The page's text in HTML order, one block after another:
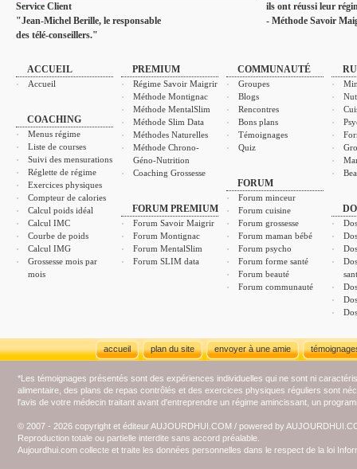
Service Client
"Jean-Michel Berille, le responsable
des télé-conseillers."
ils ont réussi leur
- Méthode Savoir
ACCUEIL
Accueil
COACHING
Menus régime
Liste de courses
Suivi des mensurations
Réglette de régime
Exercices physiques
Compteur de calories
Calcul poids idéal
Calcul IMC
Courbe de poids
Calcul IMG
Grossesse mois par
mois
PREMIUM
Régime Savoir Maigrir
Méthode Montignac
Méthode MentalSlim
Méthode Slim Data
Méthodes Naturelles
Méthode Chrono-
Géno-Nutrition
Coaching Grossesse
FORUM PREMIUM
Forum Savoir Maigrir
Forum Montignac
Forum MentalSlim
Forum SLIM data
COMMUNAUTÉ
Groupes
Blogs
Rencontres
Bons plans
Témoignages
Quiz
FORUM
Forum minceur
Forum cuisine
Forum grossesse
Forum maman bébé
Forum psycho
Forum forme santé
Forum beauté
Forum communauté
accueil plan du site envoyer à une amie
*Les témoignages présentés sont des expériences individuelles qui ne sont ni
alimentaire, des plans de repas contrôlés et des exercices physiques réguliers sont
l'avis de votre médecin traitant avant d'entreprendre un régime amincissant, un
© 2007 - 2026 copyright et éditeur AUJOURDHUI.COM / powered by
Reproduction totale ou partielle interdite sans accord préalable.
Aujourdhui.com collecte et traite les données personnelles dans le respect de la loi